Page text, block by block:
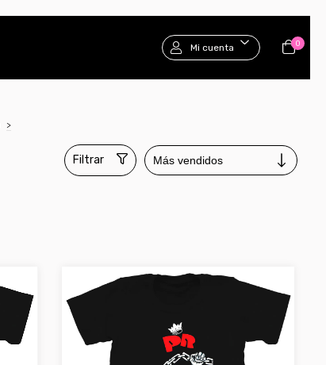
Mi cuenta 0
>
Filtrar